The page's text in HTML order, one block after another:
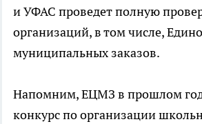
и УФАС проведет полную
организаций, в том числе,
муниципальных заказов.
Напомним, ЕЦМЗ в прошлом
конкурс по организации